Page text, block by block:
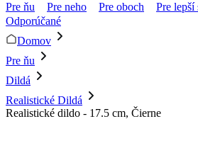
Pre ňu Pre neho Pre oboch Pre lepší
Odporúčané
Domov
Pre ňu
Dildá
Realistické Dildá
Realistické dildo - 17.5 cm, Čierne